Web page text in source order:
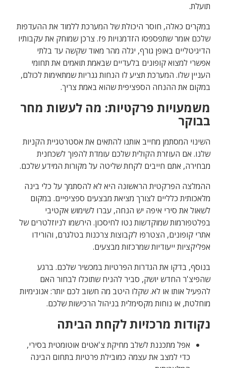
תועלת.
במקרים כאלה, חוסר היכולת של המערכת ללמוד את ההעדפות
שלכם אומר שתפספסו הזדמנויות פז. צרכן שמוחק את עקבותיו
הדיגיטליים באופן גורף, יגלה מהר מאוד שקשה עד בלתי
אפשרי למצוא קופונים בלעדיים שבאמת תואמים את תחומי
העניין שלו. המערכת תציע לו הנחות גנריות שמתאימות לכולם,
במקום את ההנחה הספציפית שהוא באמת צריך.
משמעויות פרקטיות: מה לעשות מחר
בבוקר
השינוי המסתמן מחייב אותנו להתאים את אסטרטגיית הקניות
שלנו. אם העוזרת הקולית שלכם עומדת להפוך לשכחנית
מבחירה, אתם חייבים לקחת שליטה על מקורות המידע שלכם.
ההמלצה הפרקטית הראשונה היא לא להסתמך על כלי בינה
מלאכותית כלליים לצורך מציאת מבצעים ספציפיים. במקום
לשאול את סירי איפה יש הנחה, עברו לשימוש אקטיבי
בפלטפורמות שמוקדשות נטו לחיסכון. הירשמו לניוזלטרים של
אתרי קופונים, הצטרפו לקבוצות צרכנות בטלגרם, והורידו
אפליקציות ייעודיות שמרכזות מבצעים.
בנוסף, בדקו את הגדרות הפרטיות במכשיר שלכם. ברגע
שהפיצ'ר החדש יושק, סביר להניח שתוכלו לבחור האם
להפעיל אותו או לא. שקלו היטב מה חשוב לכם יותר: אנונימיות
מוחלטת, או נוחות מקסימלית בניהול הרכישות שלכם.
נקודות מרכזיות לקחת הביתה
אפל מתכננת לשלב מחיקת צ'אטים אוטומטית בסירי,
כדי למצב את עצמה כמובילת פרטיות בתחום הבינה